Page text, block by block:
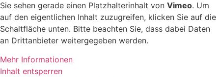
Sie sehen gerade einen Platzhalterinhalt von Vimeo. Um
auf den eigentlichen Inhalt zuzugreifen, klicken Sie auf die
Schaltfläche unten. Bitte beachten Sie, dass dabei Daten
an Drittanbieter weitergegeben werden.
Mehr Informationen
Inhalt entsperren